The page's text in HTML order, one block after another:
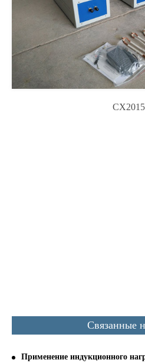
Связанные
Применение индукционного